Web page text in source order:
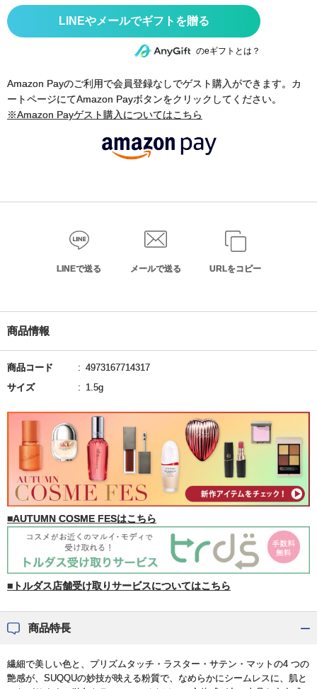
のeギフトとは？
Amazon Payのご利用で会員登録なしでゲスト購入ができます。カ
ートページにてAmazon Payボタンをクリックしてください。
※Amazon Payゲスト購入についてはこちら
LINEで送る メールで送る URLをコピー
商品情報
商品コード
4973167714317
サイズ
1.5g
■AUTUMN COSME FESはこちら
■トルダス店舗受け取りサービスについてはこちら
商品特長
繊細で美しい色と、プリズムタッチ・ラスター・サテン・マットの4 つの
艶感が、SUQQUの妙技が映える粉質で、なめらかにシームレスに、肌と